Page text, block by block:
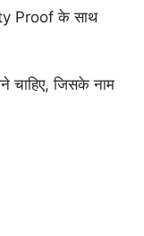
Proof के साथ
चाहिए, जिसके नाम